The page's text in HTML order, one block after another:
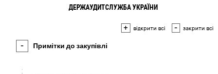
ДЕРЖАУДИТСЛУЖБА УКРАЇНИ
+ відкрити всі - закрити всі
- Примітки до закупівлі